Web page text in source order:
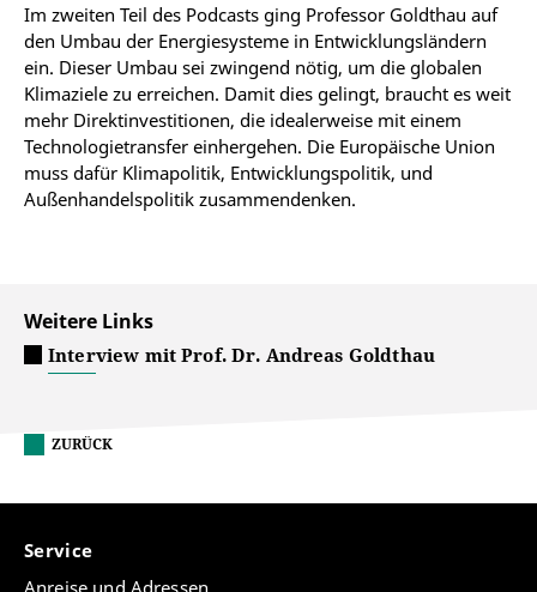
Im zweiten Teil des Podcasts ging Professor Goldthau auf
den Umbau der Energiesysteme in Entwicklungsländern
ein. Dieser Umbau sei zwingend nötig, um die globalen
Klimaziele zu erreichen. Damit dies gelingt, braucht es weit
mehr Direktinvestitionen, die idealerweise mit einem
Technologietransfer einhergehen. Die Europäische Union
muss dafür Klimapolitik, Entwicklungspolitik, und
Außenhandelspolitik zusammendenken.
Weitere Links
Interview mit Prof. Dr. Andreas Goldthau
ZURÜCK
Service